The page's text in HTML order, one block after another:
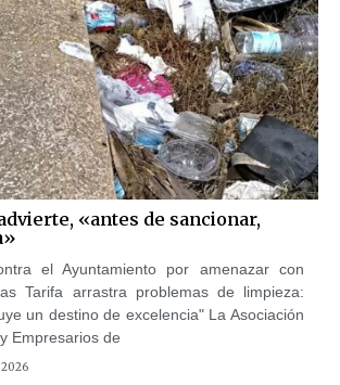
«antes de sancionar,
el Ayuntamiento por amenazar con
Tarifa arrastra problemas de limpieza:
un destino de excelencia" La Asociación
Empresarios de